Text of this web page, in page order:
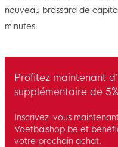
nouveau brassard de
minutes.
Profitez maintenant
supplémentaire de
Inscrivez-vous
Voetbalshop.be et
votre prochain achat.